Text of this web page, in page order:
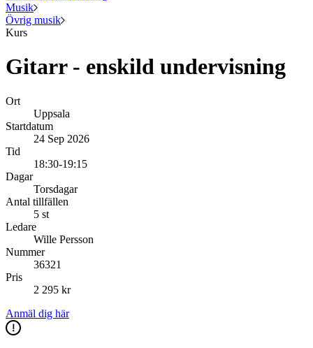
Musik
Övrig musik
Kurs
Gitarr - enskild undervisning
Ort
Uppsala
Startdatum
24 Sep 2026
Tid
18:30-19:15
Dagar
Torsdagar
Antal tillfällen
5 st
Ledare
Wille Persson
Nummer
36321
Pris
2 295 kr
Anmäl dig här